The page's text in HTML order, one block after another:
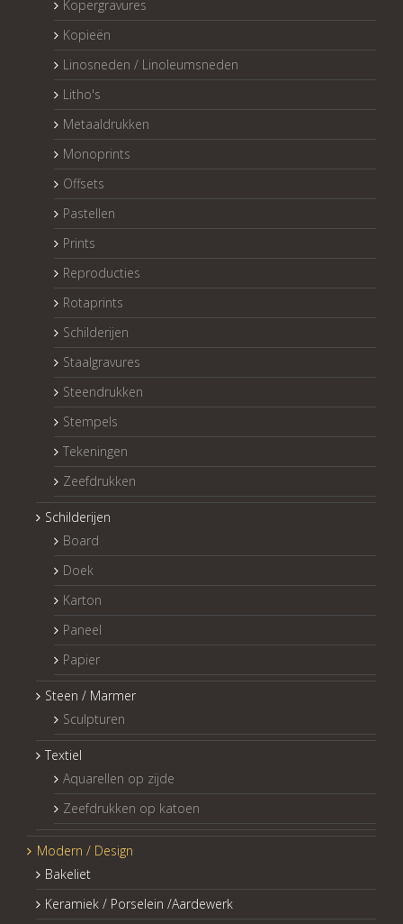
Kopergravures
Kopieën
Linosneden / Linoleumsneden
Litho's
Metaaldrukken
Monoprints
Offsets
Pastellen
Prints
Reproducties
Rotaprints
Schilderijen
Staalgravures
Steendrukken
Stempels
Tekeningen
Zeefdrukken
Schilderijen
Board
Doek
Karton
Paneel
Papier
Steen / Marmer
Sculpturen
Textiel
Aquarellen op zijde
Zeefdrukken op katoen
Modern / Design
Bakeliet
Keramiek / Porselein /Aardewerk